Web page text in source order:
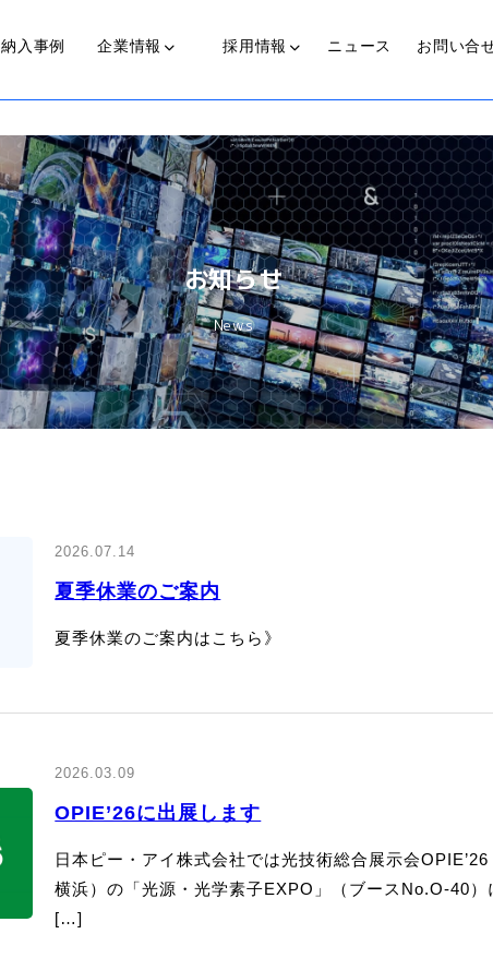
光源装置
近赤外線照射光源装置
可視光光源装置(COLDSPOT)
ライトガイド
照
納入事例 企業情報
代表からのメッセージ 私たちの歩み
採用情報
働く人
ニュース お問い合
お知らせ
News
2026.07.14
夏季休業のご案内
夏季休業のご案内はこちら》
2026.03.09
OPIE’26に出展します
日本ピー・アイ株式会社では光技術総合展示会
横浜）の「光源・光学素子EXPO」（ブースNo.O-40
[…]